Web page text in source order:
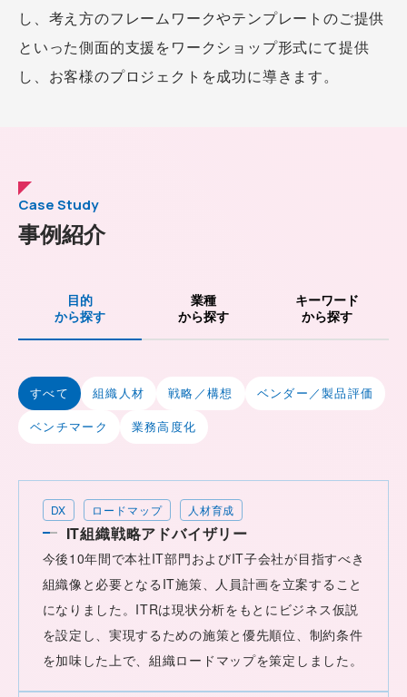
し、考え方のフレームワークやテンプレートのご提供
といった側面的支援をワークショップ形式にて提供
し、お客様のプロジェクトを成功に導きます。
Case Study
事例紹介
目的
から探す
業種
から探す
キーワード
から探す
すべて 組織人材 戦略／構想 ベンダー／製品評価
ベンチマーク 業務高度化
DX ロードマップ 人材育成
IT組織戦略アドバイザリー
今後10年間で本社IT部門およびIT子会社が目指すべき
組織像と必要となるIT施策、人員計画を立案すること
になりました。ITRは現状分析をもとにビジネス仮説
を設定し、実現するための施策と優先順位、制約条件
を加味した上で、組織ロードマップを策定しました。